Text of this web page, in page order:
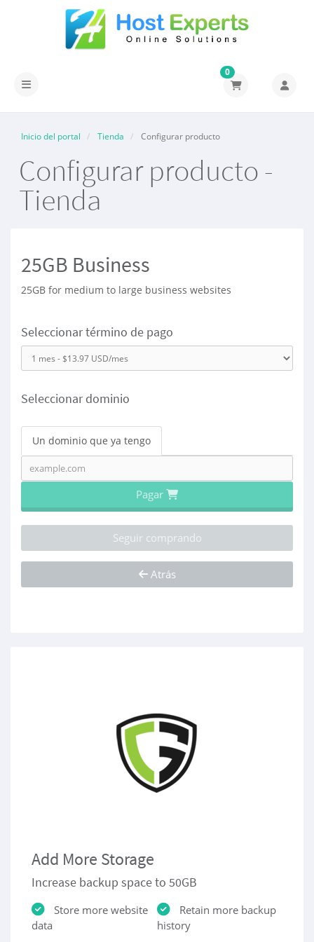
Activar/Desactivar navegación
0
Inicio del portal Tienda Configurar producto
Configurar producto -
Tienda
25GB Business
25GB for medium to large business websites
Seleccionar término de pago
Seleccionar dominio
Un dominio que ya tengo
Pagar
Seguir comprando
Atrás
Add More Storage
Increase backup space to 50GB
Store more website
data
Retain more backup
history